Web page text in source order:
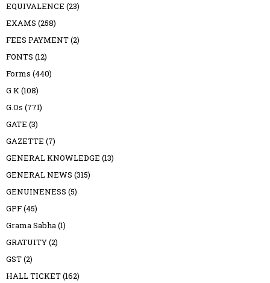
EQUIVALENCE (23)
EXAMS (258)
FEES PAYMENT(2)
FONTS (12)
Forms (440)
G K(108)
G.Os (771)
GATE (3)
GAZETTE (7)
GENERAL KNOWLEDGE (13)
GENERAL NEWS (315)
GENUINENESS (5)
GPF(45)
Grama Sabha(1)
GRATUITY(2)
GST(2)
HALL TICKET(162)